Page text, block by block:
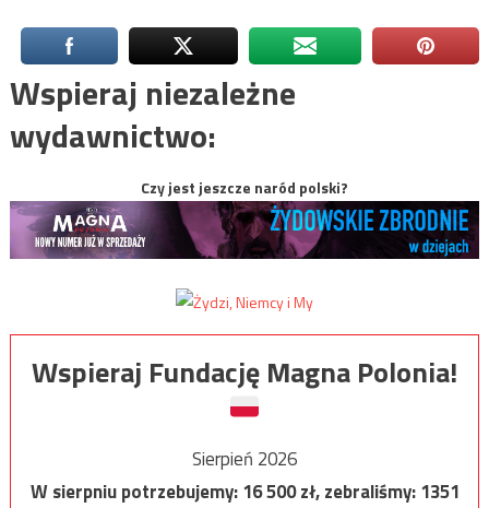
Wspieraj niezależne
wydawnictwo:
Czy jest jeszcze naród polski?
Wspieraj Fundację Magna Polonia!
Sierpień 2026
W sierpniu potrzebujemy:16 500zł, zebraliśmy:1351